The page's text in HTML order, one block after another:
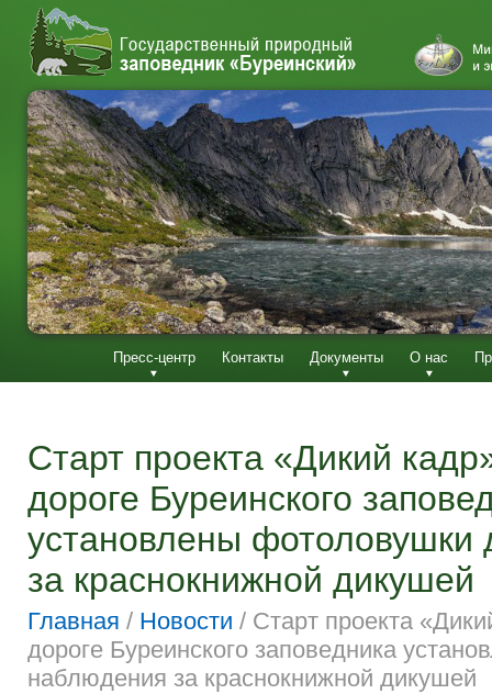
Пресс-центр Контакты Документы О нас
Старт проекта «Дикий
дороге Буреинского
установлены фотоловушки
за краснокнижной дикушей
Главная / Новости / Старт проекта
дороге Буреинского заповедника
наблюдения за краснокнижной дикушей